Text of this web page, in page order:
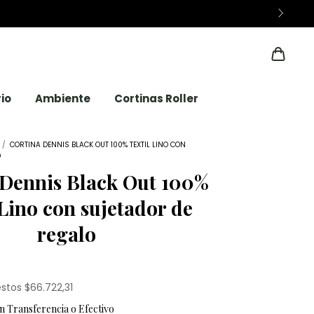
Ambiente Cortinas Roller
/ CORTINA DENNIS BLACK OUT 100% TEXTIL LINO CON
Black Out 100%
con sujetador de
regalo
$66.722,31